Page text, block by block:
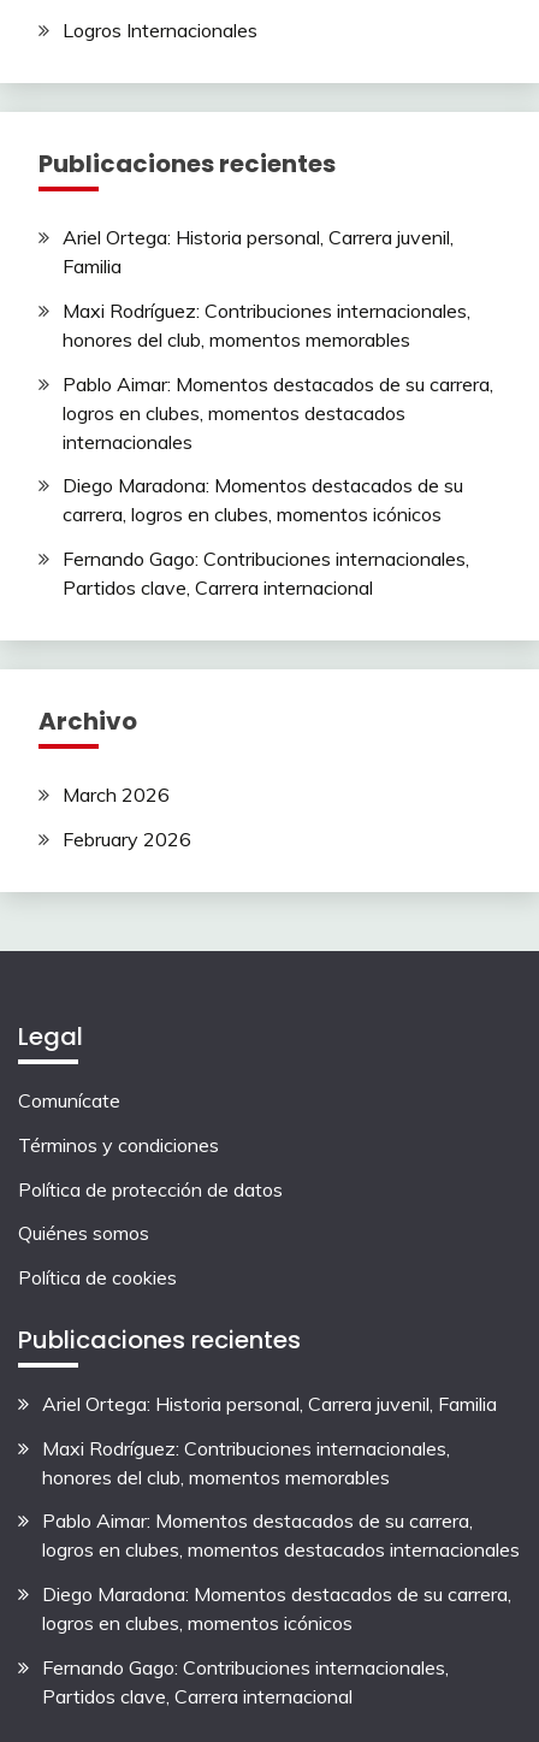
Logros Internacionales
Publicaciones recientes
Ariel Ortega: Historia personal, Carrera juvenil,
Familia
Maxi Rodríguez: Contribuciones internacionales,
honores del club, momentos memorables
Pablo Aimar: Momentos destacados de su carrera,
logros en clubes, momentos destacados
internacionales
Diego Maradona: Momentos destacados de su
carrera, logros en clubes, momentos icónicos
Fernando Gago: Contribuciones internacionales,
Partidos clave, Carrera internacional
Archivo
March 2026
February 2026
Legal
Comunícate
Términos y condiciones
Política de protección de datos
Quiénes somos
Política de cookies
Publicaciones recientes
Ariel Ortega: Historia personal, Carrera juvenil, Familia
Maxi Rodríguez: Contribuciones internacionales,
honores del club, momentos memorables
Pablo Aimar: Momentos destacados de su carrera,
logros en clubes, momentos destacados internacionales
Diego Maradona: Momentos destacados de su carrera,
logros en clubes, momentos icónicos
Fernando Gago: Contribuciones internacionales,
Partidos clave, Carrera internacional